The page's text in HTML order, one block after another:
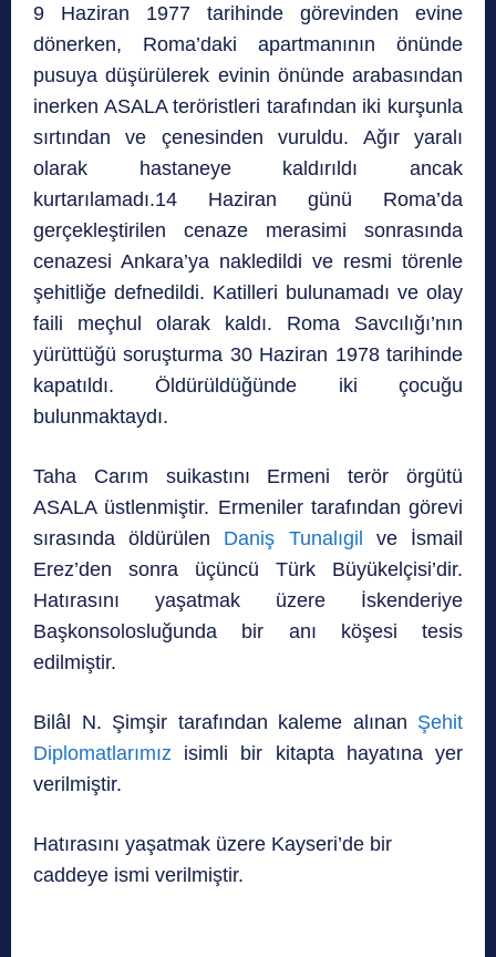
9 Haziran 1977 tarihinde görevinden evine
dönerken, Roma’daki apartmanının önünde
pusuya düşürülerek evinin önünde arabasından
inerken ASALA teröristleri tarafından iki kurşunla
sırtından ve çenesinden vuruldu. Ağır yaralı
olarak hastaneye kaldırıldı ancak
kurtarılamadı.14 Haziran günü Roma’da
gerçekleştirilen cenaze merasimi sonrasında
cenazesi Ankara’ya nakledildi ve resmi törenle
şehitliğe defnedildi. Katilleri bulunamadı ve olay
faili meçhul olarak kaldı. Roma Savcılığı’nın
yürüttüğü soruşturma 30 Haziran 1978 tarihinde
kapatıldı. Öldürüldüğünde iki çocuğu
bulunmaktaydı.
Taha Carım suikastını Ermeni terör örgütü
ASALA üstlenmiştir. Ermeniler tarafından görevi
sırasında öldürülen Daniş Tunalıgil ve İsmail
Erez’den sonra üçüncü Türk Büyükelçisi’dir.
Hatırasını yaşatmak üzere İskenderiye
Başkonsolosluğunda bir anı köşesi tesis
edilmiştir.
Bilâl N. Şimşir tarafından kaleme alınan Şehit
Diplomatlarımız isimli bir kitapta hayatına yer
verilmiştir.
Hatırasını yaşatmak üzere Kayseri’de bir
caddeye ismi verilmiştir.